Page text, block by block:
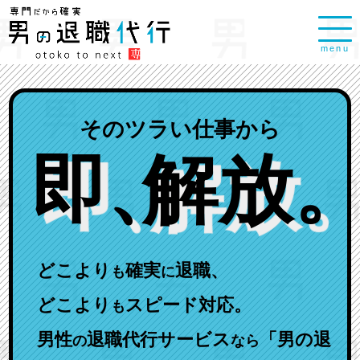
menu
そのツラい仕事から
即、解放。
どこよりも確実に退職、
どこよりもスピード対応。
男性の退職代行サービスなら「男の退